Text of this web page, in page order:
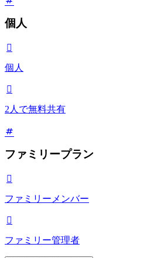
個人

個人

2人で無料共有
ファミリープラン

ファミリーメンバー

ファミリー管理者